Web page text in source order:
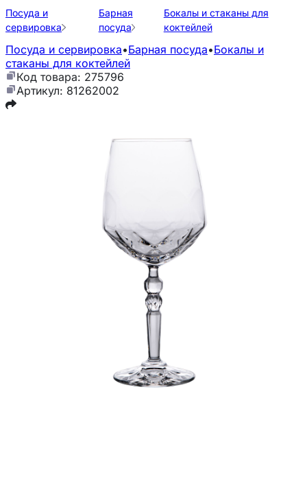
Посуда и
сервировка
Барная
посуда
Бокалы и стаканы для
коктейлей
Посуда и сервировка•Барная посуда•Бокалы и
стаканы для коктейлей
Код товара: 275796
Артикул: 81262002